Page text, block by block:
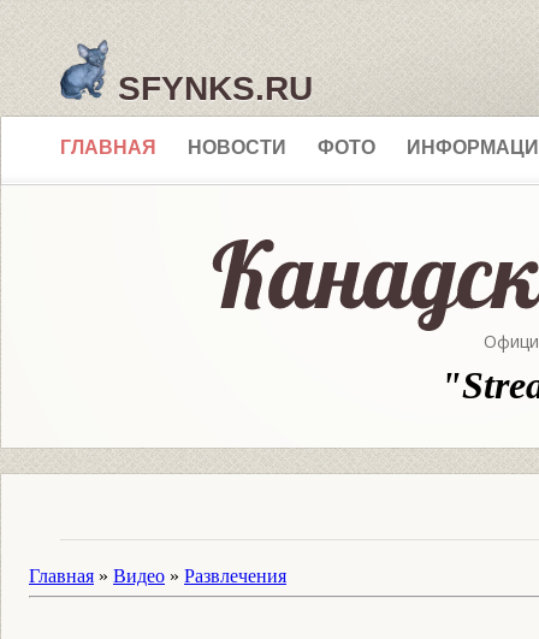
SFYNKS.RU
ГЛАВНАЯ НОВОСТИ ФОТО
Главная » Видео » Развлечения